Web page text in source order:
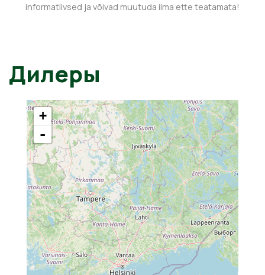
informatiivsed ja võivad muutuda ilma ette teatamata!
Дилеры
+
-